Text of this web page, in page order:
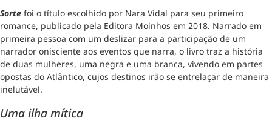
Sorte foi o título escolhido por Nara Vidal para seu primeiro
romance, publicado pela Editora Moinhos em 2018. Narrado em
primeira pessoa com um deslizar para a participação de um
narrador onisciente aos eventos que narra, o livro traz a história
de duas mulheres, uma negra e uma branca, vivendo em partes
opostas do Atlântico, cujos destinos irão se entrelaçar de maneira
inelutável.
Uma ilha mítica